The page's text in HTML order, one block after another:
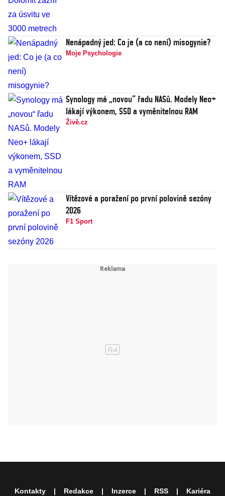
Nenápadný jed: Co je (a co není) misogynie?
Moje Psychologie
Synology má „novou“ řadu NASů. Modely Neo+
lákají výkonem, SSD a vyměnitelnou RAM
Živě.cz
Vítězové a poražení po první polovině sezóny
2026
F1 Sport
Kontakty Redakce Inzerce RSS Kariéra